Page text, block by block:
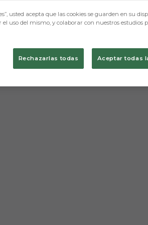
usted acepta que las cookies se guarden en su
uso del mismo, y colaborar con nuestros estudios
Rechazarlas todas Aceptar todas